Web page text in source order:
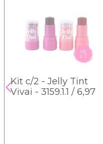
Kit c/2 - Jelly Tint
Vivai - 3159.1.1 / 6,97